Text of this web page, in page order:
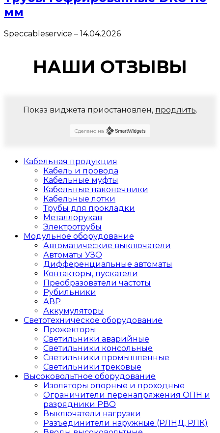
мм
Speccableservice – 14.04.2026
НАШИ ОТЗЫВЫ
Показ виджета приостановлен, продлить.
Сделано на
Кабельная продукция
Кабель и провода
Кабельные муфты
Кабельные наконечники
Кабельные лотки
Трубы для прокладки
Металлорукав
Электротрубы
Модульное оборудование
Автоматические выключатели
Автоматы УЗО
Дифференциальные автоматы
Контакторы, пускатели
Преобразователи частоты
Рубильники
АВР
Аккумуляторы
Светотехническое оборудование
Прожекторы
Светильники аварийные
Светильники консольные
Светильники промышленные
Светильники трековые
Высоковольтное оборудование
Изоляторы опорные и проходные
Ограничители перенапряжения ОПН и
разрядники РВО
Выключатели нагрузки
Разъединители наружные (РЛНД, РЛК)